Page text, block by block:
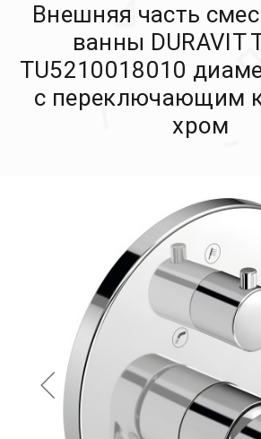
Внешняя часть
ванны DURAVIT
TU5210018010
с переключающим
хром